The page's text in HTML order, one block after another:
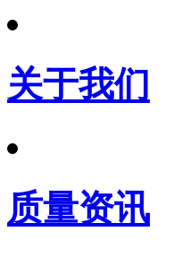
关于我们
质量资讯